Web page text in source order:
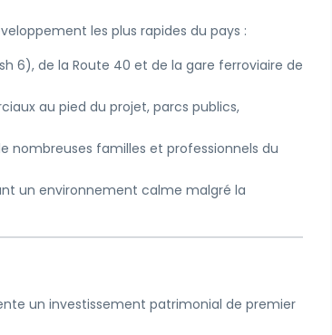
les plus rapides du pays :
6), de la Route 40 et de la gare ferroviaire de
au pied du projet, parcs publics,
nombreuses familles et professionnels du
un environnement calme malgré la
un investissement patrimonial de premier